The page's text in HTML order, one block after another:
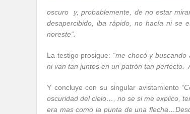
oscuro y, probablemente, de no estar
desapercibido, iba rápido, no hacía ni se
noreste”.
La testigo prosigue: “me chocó y
ni van tan juntos en un patrón tan perfecto.
Y concluye con su singular avistamiento
oscuridad del cielo…, no se si me explico,
era mas como la punta de una